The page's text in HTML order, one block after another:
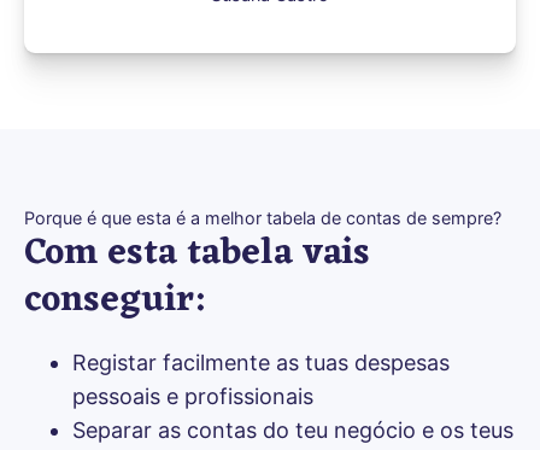
Porque é que esta é a melhor tabela de contas de sempre?
Com esta tabela vais
conseguir:
Registar facilmente as tuas despesas
pessoais e profissionais
Separar as contas do teu negócio e os teus